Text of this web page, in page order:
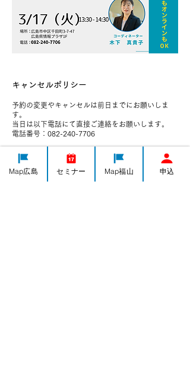
キャンセルポリシー
予約の変更やキャンセルは前日までにお願いしま
す。
当日は以下電話にて直接ご連絡をお願いします。
電話番号：082-240-7706
Map広島 セミナー Map福山 申込